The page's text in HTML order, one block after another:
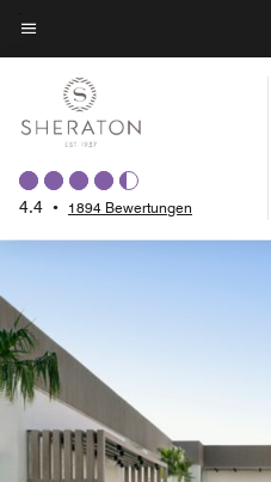
Skip
to
content
Menütext
4.4 • 1894 Bewertungen